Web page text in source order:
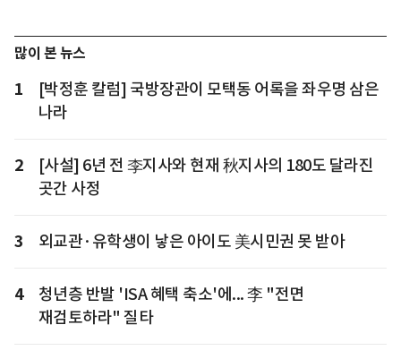
많이 본 뉴스
1
[박정훈 칼럼] 국방장관이 모택동 어록을 좌우명 삼은
나라
2
[사설] 6년 전 李지사와 현재 秋지사의 180도 달라진
곳간 사정
3 외교관·유학생이 낳은 아이도 美시민권 못 받아
4
청년층 반발 'ISA 혜택 축소'에... 李 "전면
재검토하라" 질타